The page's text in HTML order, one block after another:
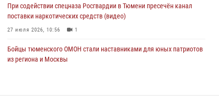
При содействии спецназа Росгвардии в Тюмени пресечён канал
поставки наркотических средств (видео)
27 июля 2026, 10:56 1
Бойцы тюменского ОМОН стали наставниками для юных патриотов
из региона и Москвы